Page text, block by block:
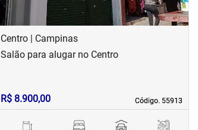
Centro | Campinas
Código. 55913
Código. 55913
Salão para alugar no Centro
R$ 8.900,00